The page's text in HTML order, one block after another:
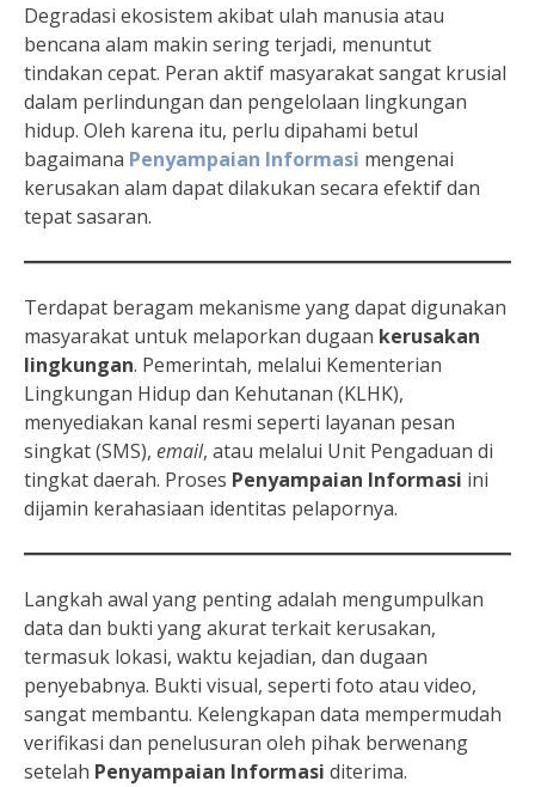
Degradasi ekosistem akibat ulah manusia atau
bencana alam makin sering terjadi, menuntut
tindakan cepat. Peran aktif masyarakat sangat krusial
dalam perlindungan dan pengelolaan lingkungan
hidup. Oleh karena itu, perlu dipahami betul
bagaimana Penyampaian Informasi mengenai
kerusakan alam dapat dilakukan secara efektif dan
tepat sasaran.
Terdapat beragam mekanisme yang dapat digunakan
masyarakat untuk melaporkan dugaan kerusakan
lingkungan. Pemerintah, melalui Kementerian
Lingkungan Hidup dan Kehutanan (KLHK),
menyediakan kanal resmi seperti layanan pesan
singkat (SMS), email, atau melalui Unit Pengaduan di
tingkat daerah. Proses Penyampaian Informasi ini
dijamin kerahasiaan identitas pelapornya.
Langkah awal yang penting adalah mengumpulkan
data dan bukti yang akurat terkait kerusakan,
termasuk lokasi, waktu kejadian, dan dugaan
penyebabnya. Bukti visual, seperti foto atau video,
sangat membantu. Kelengkapan data mempermudah
verifikasi dan penelusuran oleh pihak berwenang
setelah Penyampaian Informasi diterima.